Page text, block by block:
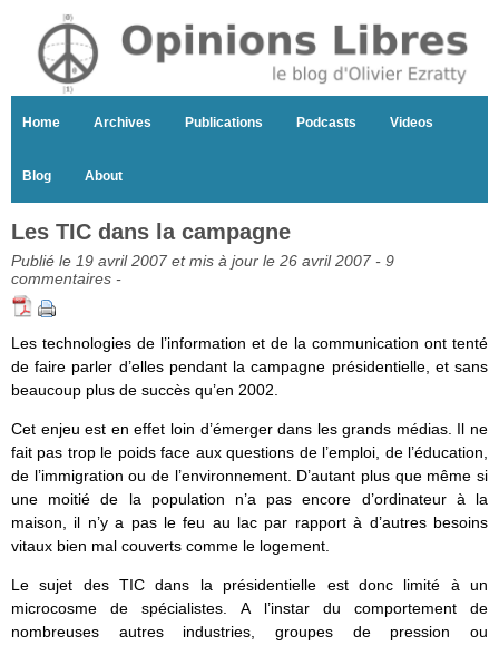
Home Archives Publications Podcasts Videos
Blog About
Les TIC dans la campagne
Publié le 19 avril 2007 et mis à jour le 26 avril 2007 - 9
commentaires -
Les technologies de l’information et de la communication ont tenté
de faire parler d’elles pendant la campagne présidentielle, et sans
beaucoup plus de succès qu’en 2002.
Cet enjeu est en effet loin d’émerger dans les grands médias. Il ne
fait pas trop le poids face aux questions de l’emploi, de l’éducation,
de l’immigration ou de l’environnement. D’autant plus que même si
une moitié de la population n’a pas encore d’ordinateur à la
maison, il n’y a pas le feu au lac par rapport à d’autres besoins
vitaux bien mal couverts comme le logement.
Le sujet des TIC dans la présidentielle est donc limité à un
microcosme de spécialistes. A l’instar du comportement de
nombreuses autres industries, groupes de pression ou